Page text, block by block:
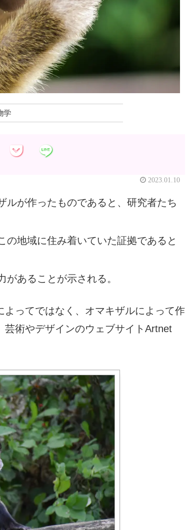
学
2023.01.10
ルが作ったものであると、研究者たち
の地域に住み着いていた証拠であると
あることが示される。
ってではなく、オマキザルによって作
術やデザインのウェブサイトArtnet